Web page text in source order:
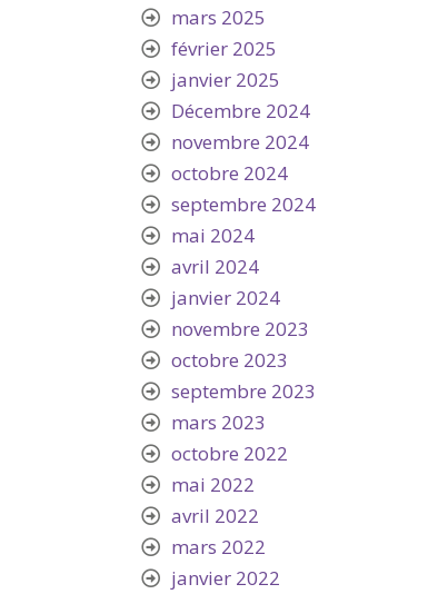
mars 2025
février 2025
janvier 2025
Décembre 2024
novembre 2024
octobre 2024
septembre 2024
mai 2024
avril 2024
janvier 2024
novembre 2023
octobre 2023
septembre 2023
mars 2023
octobre 2022
mai 2022
avril 2022
mars 2022
janvier 2022